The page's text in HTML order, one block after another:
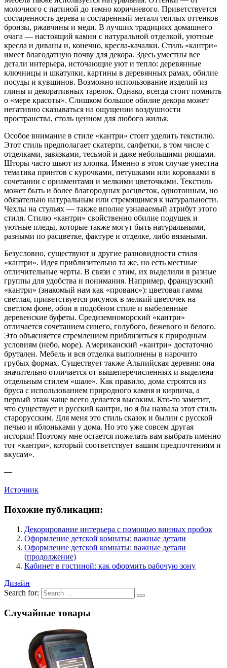
молочного с патиной до темно коричневого. Приветствуется
состаренность дерева и состаренный металл теплых оттенков
бронзы, ржавчины и меди. В лучших традициях домашнего
очага — настоящий камин с натуральной отделкой, уютные
кресла и диваны и, конечно, кресла-качалки. Стиль «кантри»
имеет благодатную почву для декора. Здесь уместны все
детали интерьера, источающие уют и тепло: деревянные
ключницы и шкатулки, картины в деревянных рамах, обилие
посуды и кувшинов. Возможно использование изделий из
глины и декоративных тарелок. Однако, всегда стоит помнить
о «мере красоты». Слишком большое обилие декора может
негативно сказываться на ощущении воздушности
пространства, столь ценном для любого жилья.
Особое внимание в стиле «кантри» стоит уделить текстилю.
Этот стиль предполагает скатерти, салфетки, в том числе с
отделками, завязками, тесьмой и даже небольшими рюшами.
Шторы часто шьют из хлопка. Именно в этом случае уместна
тематика принтов с курочками, петушками или коровками в
сочетании с орнаментами и мелкими цветочками. Текстиль
может быть и более благородных расцветок, однотонным, но
обязательно натуральным или стремящимся к натуральности.
Чехлы на стульях — также вполне узнаваемый атрибут этого
стиля. Стилю «кантри» свойственно обилие подушек и
уютные пледы, которые также могут быть натуральными,
разными по расцветке, фактуре и отделке, либо вязаными.
Безусловно, существуют и другие разновидности стиля
«кантри». Идея приблизительно та же, но есть местные
отличительные черты. В связи с этим, их выделили в разные
группы для удобства и понимания. Например, французский
«кантри» (знакомый нам как «прованс»): цветовая гамма
светлая, приветствуется рисунок в мелкий цветочек на
светлом фоне, обои в подобном стиле и выбеленные
деревенские буфеты. Средиземноморский «кантри»
отличается сочетанием синего, голубого, бежевого и белого.
Это объясняется стремлением приблизиться к природным
условиям (небо, море). Американский «кантри» достаточно
брутален. Мебель и вся отделка выполнены в нарочито
грубых формах. Существует также Альпийская деревня: она
значительно отличается от вышеперечисленных и выделена
отдельным стилем «шале». Как правило, дома строятся из
бруса с использованием природного камня и кирпича, а
первый этаж чаще всего делается высоким. Кто-то заметит,
что существует и русский кантри, но я бы назвала этот стиль
старорусским. Для меня это стиль сказок и былин с русской
печью и яблоньками у дома. Но это уже совсем другая
история! Поэтому мне остается пожелать вам выбрать именно
тот «кантри», который соответствует вашим предпочтениям и
вкусам».
—
Источник
Похожие публикации:
Декорирование интерьера с помощью винных пробок
Оформление детской комнаты: важные детали
Оформление детской комнаты: важные детали
(продолжение)
Кабинет в гостиной: как оформить рабочую зону
Дизайн
Search for:
Случайные товары